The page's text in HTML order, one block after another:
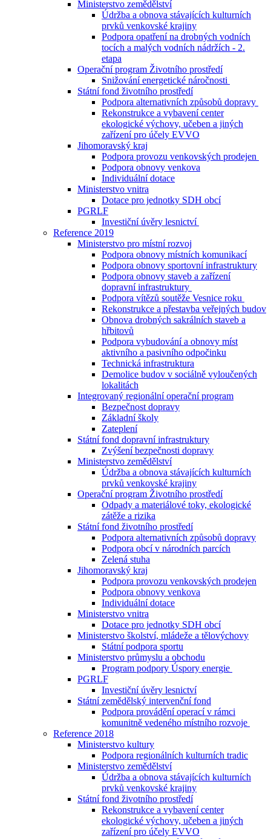
Ministerstvo zemědělství
Údržba a obnova stávajících kulturních
prvků venkovské krajiny
Podpora opatření na drobných vodních
tocích a malých vodních nádržích - 2.
etapa
Operační program Životního prostředí
Snižování energetické náročnosti
Státní fond životního prostředí
Podpora alternativních způsobů dopravy
Rekonstrukce a vybavení center
ekologické výchovy, učeben a jiných
zařízení pro účely EVVO
Jihomoravský kraj
Podpora provozu venkovských prodejen
Podpora obnovy venkova
Individuální dotace
Ministerstvo vnitra
Dotace pro jednotky SDH obcí
PGRLF
Investiční úvěry lesnictví
Reference 2019
Ministerstvo pro místní rozvoj
Podpora obnovy místních komunikací
Podpora obnovy sportovní infrastruktury
Podpora obnovy staveb a zařízení
dopravní infrastruktury
Podpora vítězů soutěže Vesnice roku
Rekonstrukce a přestavba veřejných budov
Obnova drobných sakrálních staveb a
hřbitovů
Podpora vybudování a obnovy míst
aktivního a pasivního odpočinku
Technická infrastruktura
Demolice budov v sociálně vyloučených
lokalitách
Integrovaný regionální operační program
Bezpečnost dopravy
Základní školy
Zateplení
Státní fond dopravní infrastruktury
Zvýšení bezpečnosti dopravy
Ministerstvo zemědělství
Údržba a obnova stávajících kulturních
prvků venkovské krajiny
Operační program Životního prostředí
Odpady a materiálové toky, ekologické
zátěže a rizika
Státní fond životního prostředí
Podpora alternativních způsobů dopravy
Podpora obcí v národních parcích
Zelená stuha
Jihomoravský kraj
Podpora provozu venkovských prodejen
Podpora obnovy venkova
Individuální dotace
Ministerstvo vnitra
Dotace pro jednotky SDH obcí
Ministerstvo školství, mládeže a tělovýchovy
Státní podpora sportu
Ministerstvo průmyslu a obchodu
Program podpory Úspory energie
PGRLF
Investiční úvěry lesnictví
Státní zemědělský intervenční fond
Podpora provádění operací v rámci
komunitně vedeného místního rozvoje
Reference 2018
Ministerstvo kultury
Podpora regionálních kulturních tradic
Ministerstvo zemědělství
Údržba a obnova stávajících kulturních
prvků venkovské krajiny
Státní fond životního prostředí
Rekonstrukce a vybavení center
ekologické výchovy, učeben a jiných
zařízení pro účely EVVO